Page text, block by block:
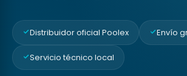
Distribuidor oficial Poolex Envío
Servicio técnico local